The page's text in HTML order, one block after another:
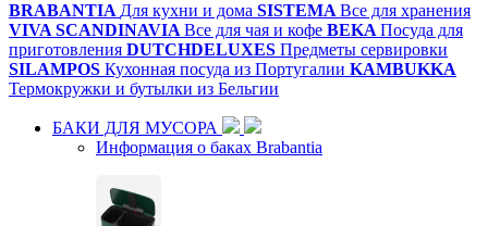
BRABANTIA Для кухни и дома SISTEMA Все для хранения
VIVA SCANDINAVIA Все для чая и кофе BEKA Посуда для
приготовления DUTCHDELUXES Предметы сервировки
SILAMPOS Кухонная посуда из Португалии KAMBUKKA
Термокружки и бутылки из Бельгии
БАКИ ДЛЯ МУСОРА
Информация о баках Brabantia